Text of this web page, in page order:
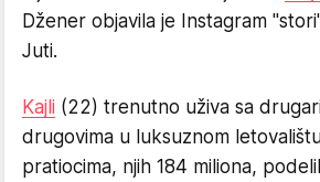
Džener objavila je Instagram
Juti.
Kajli (22) trenutno uživa sa
drugovima u luksuznom
pratiocima, njih 184 miliona,